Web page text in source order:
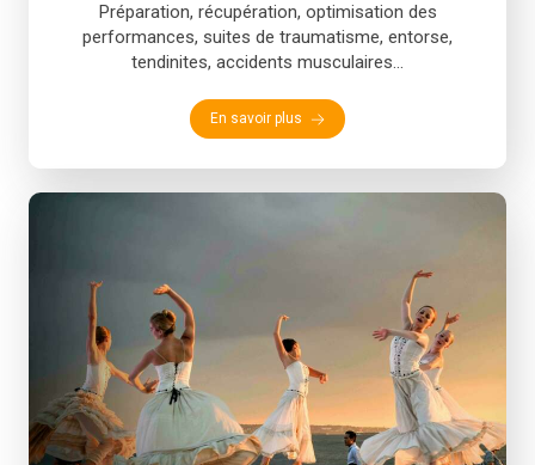
Préparation, récupération, optimisation des
performances, suites de traumatisme, entorse,
tendinites, accidents musculaires...
En savoir plus